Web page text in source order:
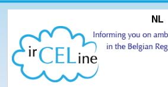
NL